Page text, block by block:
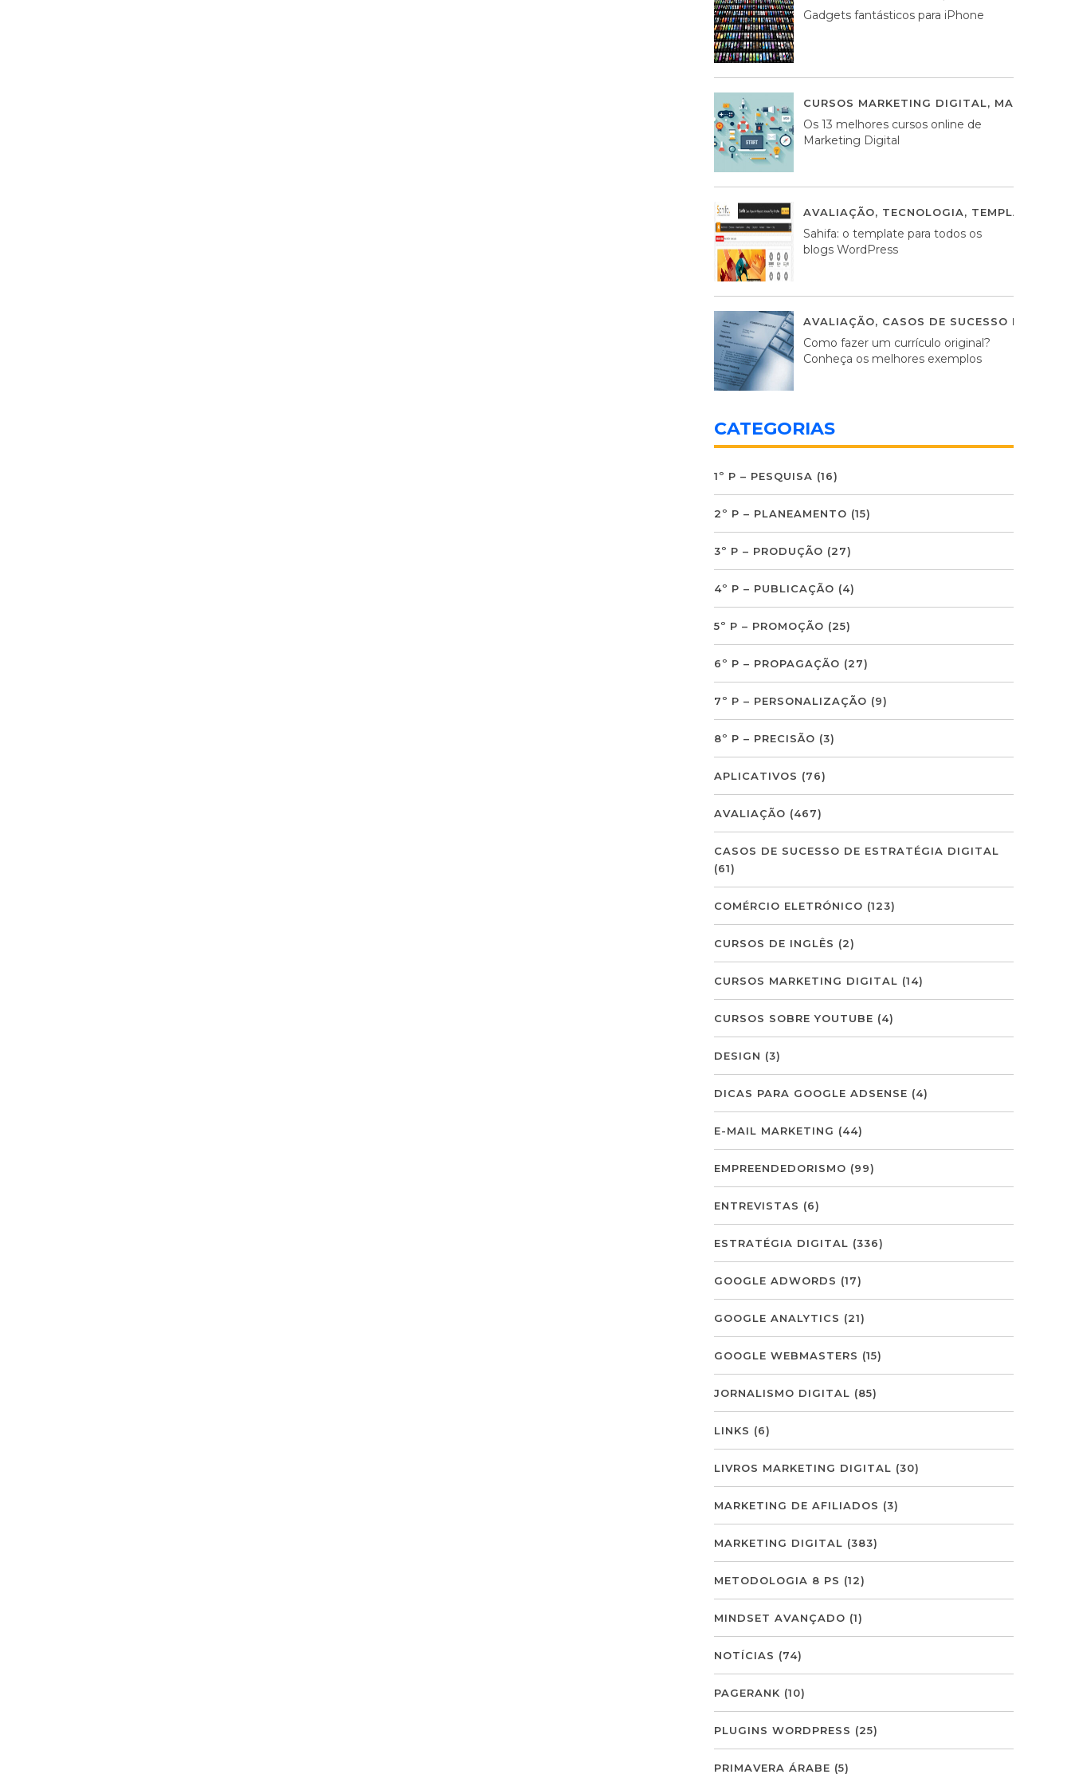
Gadgets fantásticos para iPhone
CURSOS MARKETING DIGITAL,
Os 13 melhores cursos online de
Marketing Digital
AVALIAÇÃO, TECNOLOGIA, TEMPLATES
Sahifa: o template para todos os
blogs WordPress
AVALIAÇÃO, CASOS DE SUCESSO DE
Como fazer um currículo original?
Conheça os melhores exemplos
CATEGORIAS
1º P – PESQUISA (16)
2º P – PLANEAMENTO (15)
3º P – PRODUÇÃO (27)
4º P – PUBLICAÇÃO (4)
5º P – PROMOÇÃO (25)
6º P – PROPAGAÇÃO (27)
7º P – PERSONALIZAÇÃO (9)
8º P – PRECISÃO (3)
APLICATIVOS (76)
AVALIAÇÃO (467)
CASOS DE SUCESSO DE ESTRATÉGIA DIGITAL
(61)
COMÉRCIO ELETRÓNICO (123)
CURSOS DE INGLÊS (2)
CURSOS MARKETING DIGITAL (14)
CURSOS SOBRE YOUTUBE (4)
DESIGN (3)
DICAS PARA GOOGLE ADSENSE (4)
E-MAIL MARKETING (44)
EMPREENDEDORISMO (99)
ENTREVISTAS (6)
ESTRATÉGIA DIGITAL (336)
GOOGLE ADWORDS (17)
GOOGLE ANALYTICS (21)
GOOGLE WEBMASTERS (15)
JORNALISMO DIGITAL (85)
LINKS (6)
LIVROS MARKETING DIGITAL (30)
MARKETING DE AFILIADOS (3)
MARKETING DIGITAL (383)
METODOLOGIA 8 PS (12)
MINDSET AVANÇADO (1)
NOTÍCIAS (74)
PAGERANK (10)
PLUGINS WORDPRESS (25)
PRIMAVERA ÁRABE (5)